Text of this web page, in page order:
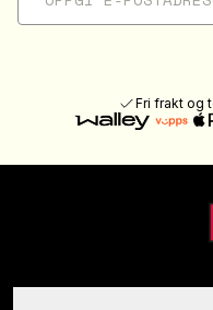
Fri frakt og